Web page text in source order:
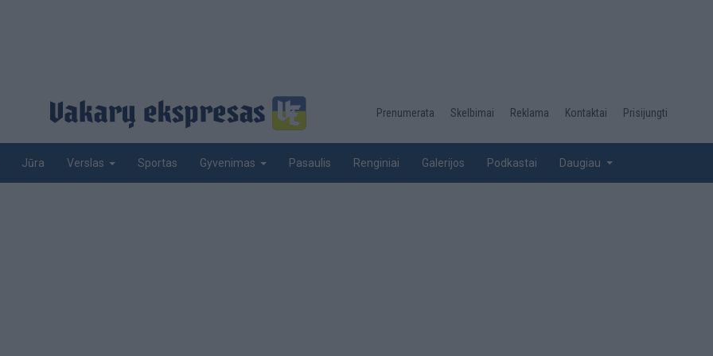
Desktop
top
Prenumerata Skelbimai Reklama Kontaktai Prisijungti
Jūra Verslas Sportas Gyvenimas Pasaulis Renginiai Galerijos Podkastai Daugiau